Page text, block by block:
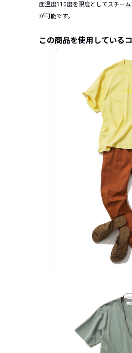
面温度110度を限度としてスチー
が可能です。
この商品を使用している